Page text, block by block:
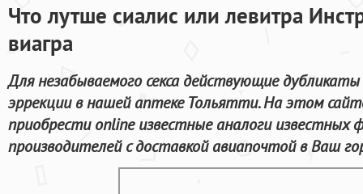
Что лутше сиалис или левитра
виагра
Для незабываемого секса действующие дубликаты
эррекции в нашей аптеке Тольятти. На этом
приобрести online известные аналоги известных
производителей с доставкой авиапочтой в Ваш